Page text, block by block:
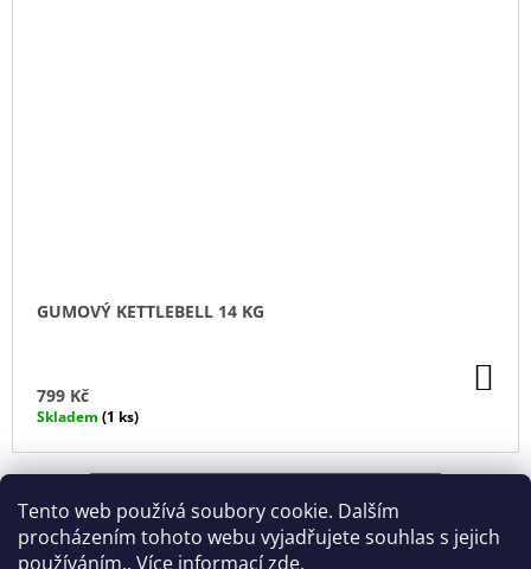
Tento web používá soubory cookie. Dalším
procházením tohoto webu vyjadřujete souhlas s jejich
používáním.. Více informacízde.
GUMOVÝ KETTLEBELL 14 KG
799 Kč
Skladem (1 ks)